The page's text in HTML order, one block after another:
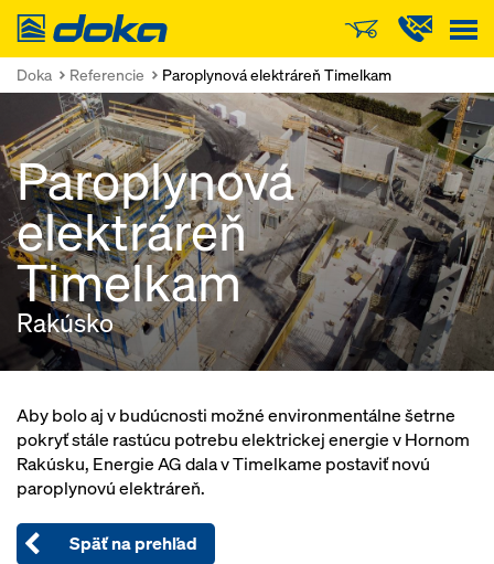
Doka
Doka Referencie Paroplynová elektráreň Timelkam
Paroplynová
elektráreň
Timelkam
Rakúsko
Aby bolo aj v budúcnosti možné environmentálne šetrne
pokryť stále rastúcu potrebu elektrickej energie v Hornom
Rakúsku, Energie AG dala v Timelkame postaviť novú
paroplynovú elektráreň.
Späť na prehľad